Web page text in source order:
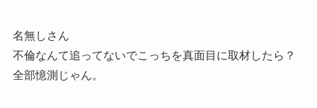
名無しさん
不倫なんて追ってないでこっちを真面目に取材したら？
全部憶測じゃん。